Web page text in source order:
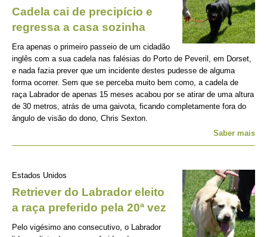
Cadela cai de precipício e
regressa a casa sozinha
Era apenas o primeiro passeio de um cidadão
inglês com a sua cadela nas falésias do Porto de Peveril, em Dorset,
e nada fazia prever que um incidente destes pudesse de alguma
forma ocorrer. Sem que se perceba muito bem como, a cadela de
raça Labrador de apenas 15 meses acabou por se atirar de uma altura
de 30 metros, atrás de uma gaivota, ficando completamente fora do
ângulo de visão do dono, Chris Sexton.
Saber mais
Estados Unidos
Retriever do Labrador eleito
a raça preferido pela 20ª vez
Pelo vigésimo ano consecutivo, o Labrador